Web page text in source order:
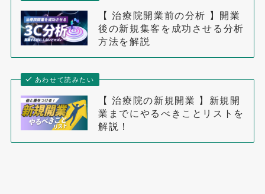
【 治療院開業前の分析 】開業
後の新規集客を成功させる分析
方法を解説
あわせて読みたい
【 治療院の新規開業 】新規開
業までにやるべきことリストを
解説！